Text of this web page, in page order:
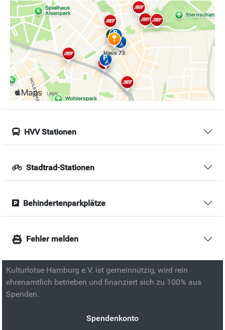
HVV Stationen
Stadtrad-Stationen
Behindertenparkplätze
Fehler melden
Kulturlotse Hamburg e.V. ist gemeinnützig, wird rein
ehrenamtlich betrieben und finanziert sich zu 100% aus
Spenden.
Spendenkonto